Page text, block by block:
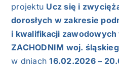
projektu Ucz się i
dorosłych w zakresie
i kwalifikacji
ZACHODNIM woj.
w dniach16.02.2026 –